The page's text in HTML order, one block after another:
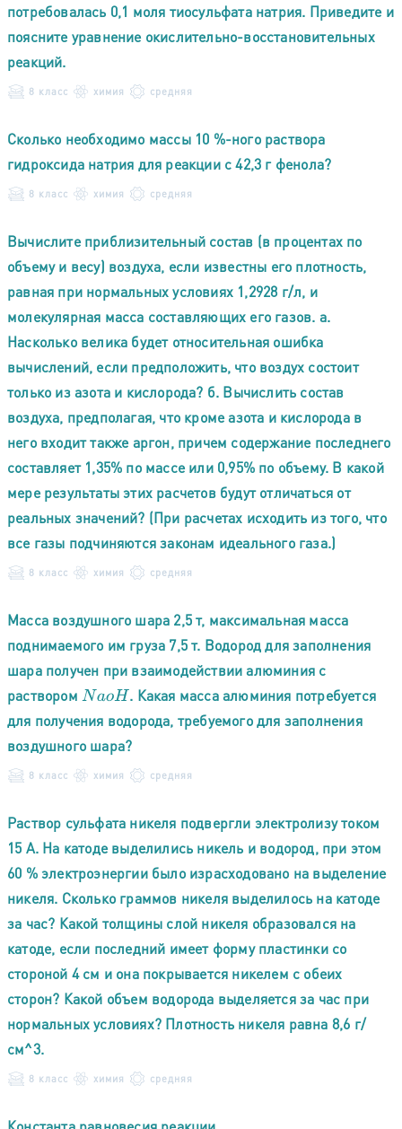
потребовалась 0,1 моля тиосульфата натрия. Приведите и
поясните уравнение окислительно-восстановительных
реакций.
8 класс химия средняя
Сколько необходимо массы 10 %-ного раствора
гидроксида натрия для реакции с 42,3 г фенола?
8 класс химия средняя
Вычислите приблизительный состав (в процентах по
объему и весу) воздуха, если известны его плотность,
равная при нормальных условиях 1,2928 г/л, и
молекулярная масса составляющих его газов. а.
Насколько велика будет относительная ошибка
вычислений, если предположить, что воздух состоит
только из азота и кислорода? б. Вычислить состав
воздуха, предполагая, что кроме азота и кислорода в
него входит также аргон, причем содержание последнего
составляет 1,35% по массе или 0,95% по объему. В какой
мере результаты этих расчетов будут отличаться от
реальных значений? (При расчетах исходить из того, что
все газы подчиняются законам идеального газа.)
8 класс химия средняя
Масса воздушного шара 2,5 т, максимальная масса
поднимаемого им груза 7,5 т. Водород для заполнения
шара получен при взаимодействии алюминия с
раствором NaoH
. Какая масса алюминия потребуется
для получения водорода, требуемого для заполнения
воздушного шара?
8 класс химия средняя
Раствор сульфата никеля подвергли электролизу током
15 А. На катоде выделились никель и водород, при этом
60 % электроэнергии было израсходовано на выделение
никеля. Сколько граммов никеля выделилось на катоде
за час? Какой толщины слой никеля образовался на
катоде, если последний имеет форму пластинки со
стороной 4 см и она покрывается никелем с обеих
сторон? Какой объем водорода выделяется за час при
нормальных условиях? Плотность никеля равна 8,6 г/
см^3.
8 класс химия средняя